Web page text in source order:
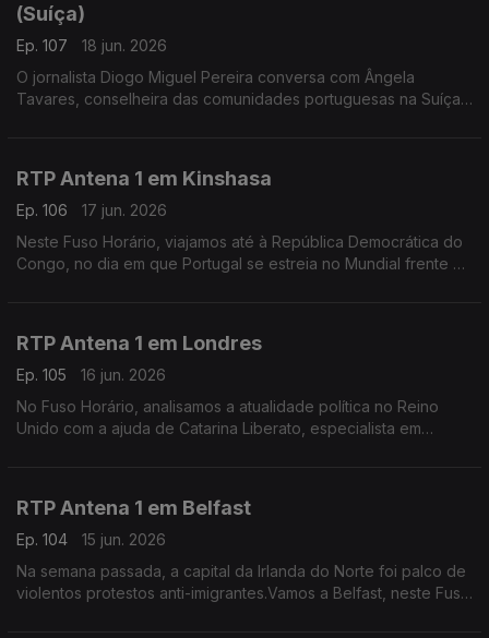
(Suíça)
Ep. 107
18 jun. 2026
O jornalista Diogo Miguel Pereira conversa com Ângela
Tavares, conselheira das comunidades portuguesas na Suíça,
RTP Antena 1 em Kinshasa
Ep. 106
17 jun. 2026
Neste Fuso Horário, viajamos até à República Democrática do
Congo, no dia em que Portugal se estreia no Mundial frente à
RTP Antena 1 em Londres
Ep. 105
16 jun. 2026
No Fuso Horário, analisamos a atualidade política no Reino
Unido com a ajuda de Catarina Liberato, especialista em
RTP Antena 1 em Belfast
Ep. 104
15 jun. 2026
Na semana passada, a capital da Irlanda do Norte foi palco de
violentos protestos anti-imigrantes.Vamos a Belfast, neste Fuso